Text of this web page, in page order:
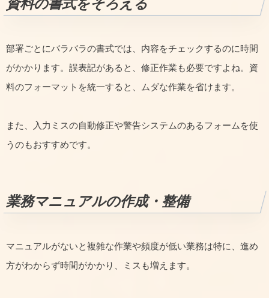
資料の書式をそろえる
部署ごとにバラバラの書式では、内容をチェックするのに時間
がかかります。誤表記があると、修正作業も必要ですよね。資
料のフォーマットを統一すると、ムダな作業を省けます。
また、入力ミスの自動修正や警告システムのあるフォームを使
うのもおすすめです。
業務マニュアルの作成・整備
マニュアルがないと複雑な作業や頻度が低い業務は特に、進め
方がわからず時間がかかり、ミスも増えます。